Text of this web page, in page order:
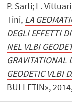
P. Sarti; L.
Tini, LA
DEGLI EFFETTI
NEL VLBI
GRAVITATIONAL
GEODETIC VLBI
BULLETIN»,